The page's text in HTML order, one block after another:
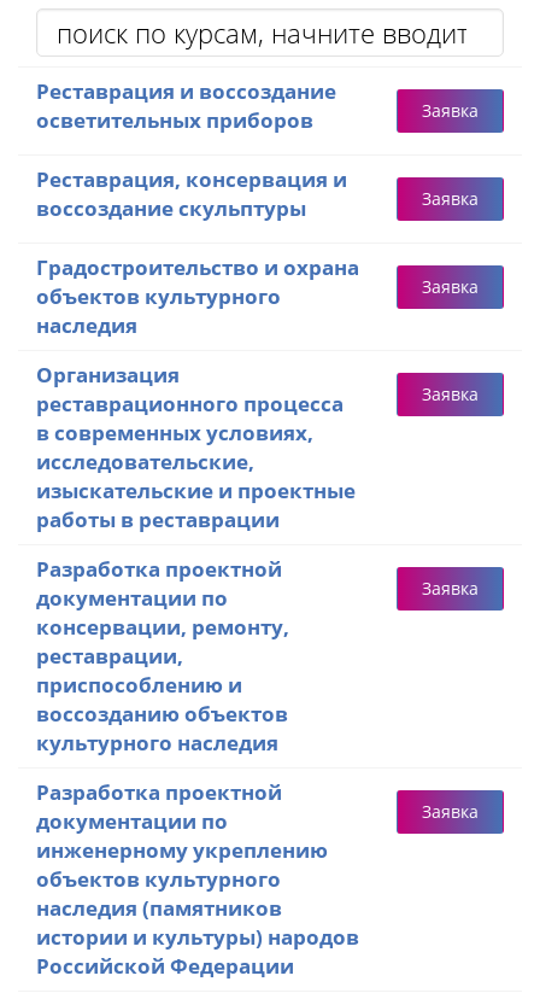
Реставрация и воссоздание
осветительных приборов
Заявка
Реставрация, консервация и
воссоздание скульптуры
Заявка
Градостроительство и охрана
объектов культурного
наследия
Заявка
Организация
реставрационного процесса
в современных условиях,
исследовательские,
изыскательские и проектные
работы в реставрации
Заявка
Разработка проектной
документации по
консервации, ремонту,
реставрации,
приспособлению и
воссозданию объектов
культурного наследия
Заявка
Разработка проектной
документации по
инженерному укреплению
объектов культурного
наследия (памятников
истории и культуры) народов
Российской Федерации
Заявка